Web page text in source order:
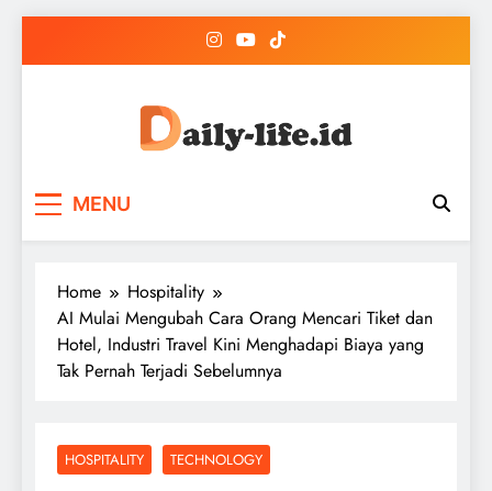
MENU
Home
Hospitality
AI Mulai Mengubah Cara Orang Mencari Tiket dan
Hotel, Industri Travel Kini Menghadapi Biaya yang
Tak Pernah Terjadi Sebelumnya
HOSPITALITY TECHNOLOGY